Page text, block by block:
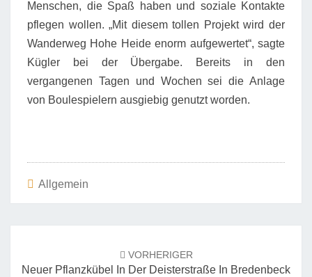
Menschen, die Spaß haben und soziale Kontakte
pflegen wollen. „Mit diesem tollen Projekt wird der
Wanderweg Hohe Heide enorm aufgewertet“, sagte
Kügler bei der Übergabe. Bereits in den
vergangenen Tagen und Wochen sei die Anlage
von Boulespielern ausgiebig genutzt worden.
Allgemein
VORHERIGER
Neuer Pflanzkübel In Der Deisterstraße In Bredenbeck